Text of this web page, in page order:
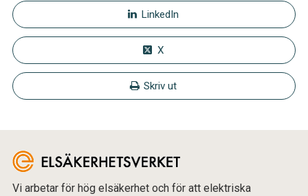
LinkedIn
X
Skriv ut
Vi arbetar för hög elsäkerhet och för att elektriska